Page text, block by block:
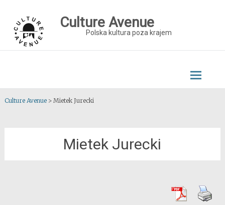
content
Culture Avenue
Polska kultura poza krajem
Culture Avenue> Mietek Jurecki
Mietek Jurecki